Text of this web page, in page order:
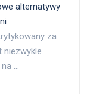
alternatywy
za
niezwykle
…